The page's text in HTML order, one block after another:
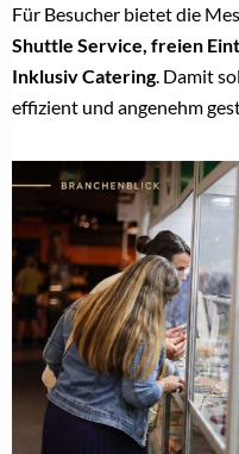
Für Besucher bietet die
Shuttle Service, freien
Inklusiv Catering. Damit
effizient und angenehm